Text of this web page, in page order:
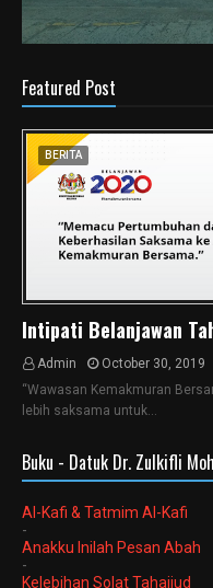
Featured Post
BERITA
Intipati Belanjawan
Admin
October 30, 2019
“Wawasan Kemakmuran
lebih saksama untuk…
Buku - Datuk Dr. Zulkifli
Al-Kafi & Tatmim Al-Kafi
-
Anakku Inilah Pesan Abah
-
Kelebihan Solat Tahajjud